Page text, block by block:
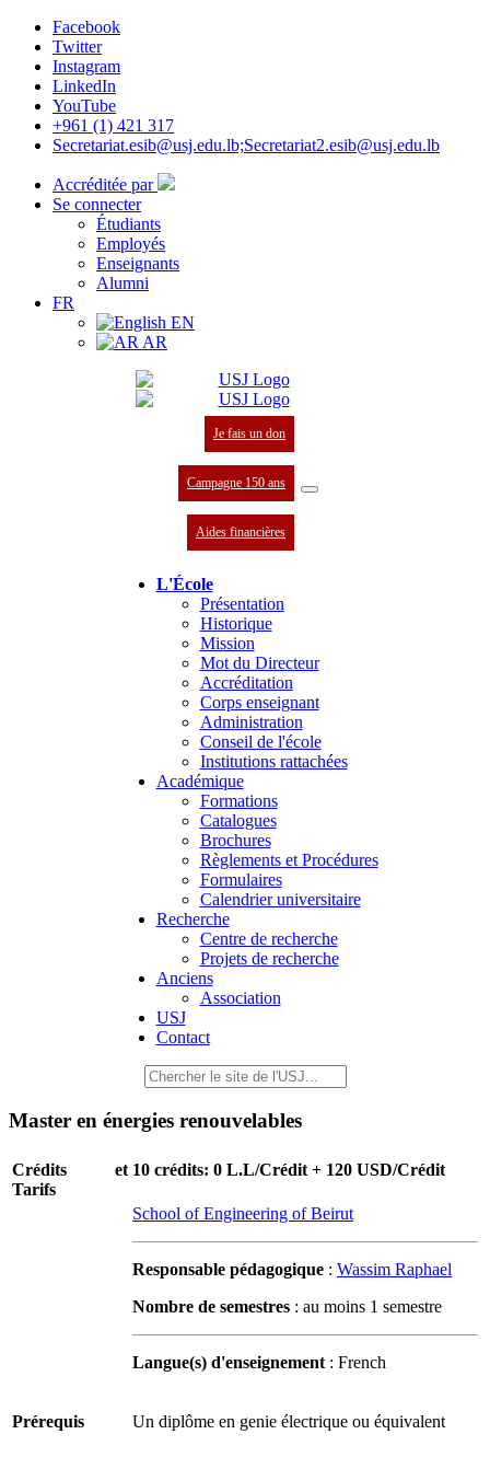
Facebook
Twitter
Instagram
LinkedIn
YouTube
+961 (1) 421 317
Secretariat.esib@usj.edu.lb;Secretariat2.esib@usj.edu.lb
Accréditée par
Se connecter
Étudiants
Employés
Enseignants
Alumni
FR
EN
AR
Je fais un don
Campagne 150 ans
Aides financières
L'École
Présentation
Historique
Mission
Mot du Directeur
Accréditation
Corps enseignant
Administration
Conseil de l'école
Institutions rattachées
Académique
Formations
Catalogues
Brochures
Règlements et Procédures
Formulaires
Calendrier universitaire
Recherche
Centre de recherche
Projets de recherche
Anciens
Association
USJ
Contact
Master en énergies renouvelables
Crédits et
Tarifs
10 crédits: 0 L.L/Crédit + 120 USD/Crédit
School of Engineering of Beirut
Responsable pédagogique : Wassim Raphael
Nombre de semestres : au moins 1 semestre
Langue(s) d'enseignement: French
Prérequis Un diplôme en genie électrique ou équivalent